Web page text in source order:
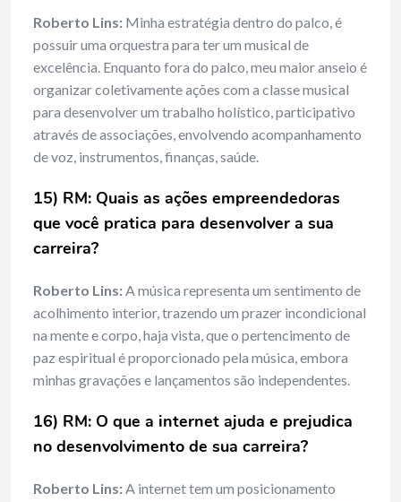
Roberto Lins: Minha estratégia dentro do palco, é
possuir uma orquestra para ter um musical de
excelência. Enquanto fora do palco, meu maior anseio é
organizar coletivamente ações com a classe musical
para desenvolver um trabalho holístico, participativo
através de associações, envolvendo acompanhamento
de voz, instrumentos, finanças, saúde.
15) RM: Quais as ações empreendedoras
que você pratica para desenvolver a sua
carreira?
Roberto Lins:A música representa um sentimento de
acolhimento interior, trazendo um prazer incondicional
na mente e corpo, haja vista, que o pertencimento de
paz espiritual é proporcionado pela música, embora
minhas gravações e lançamentos são independentes.
16) RM: O que a internet ajuda e prejudica
no desenvolvimento de sua carreira?
Roberto Lins:A internet tem um posicionamento